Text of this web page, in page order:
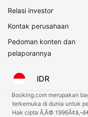
Relasi investor
Kontak perusahaan
Pedoman konten dan
pelaporannya
IDR
Booking.com merupakan
terkemuka di dunia untuk
Hak cipta Ã‚Â©